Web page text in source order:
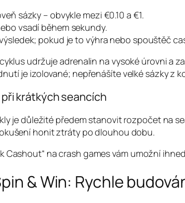
sázky – obvykle mezi €0.10 a €1.
vsadí během sekundy.
pokud je to výhra nebo spouštěč
udržuje adrenalin na vysoké úrovni a
je izolované; nepřenášíte velké sázky z
při krátkých seancích
je důležité předem stanovit rozpočet na
honit ztráty po dlouhou dobu.
Cashout“ na crash games vám umožní
& Win: Rychle